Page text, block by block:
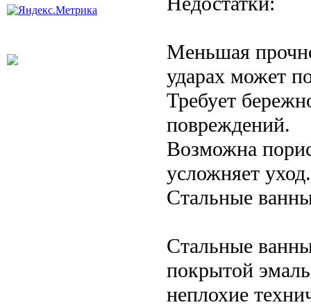
Меньшая
ударах может
Требует
повреждений.
Возможна
усложняет уход.
Стальные
Стальные
покрытой
неплохие